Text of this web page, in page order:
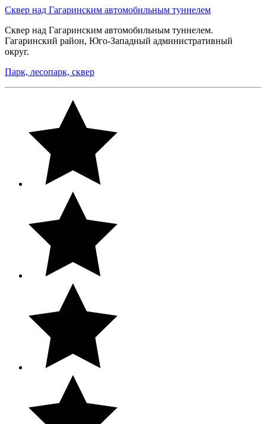
Сквер над Гагаринским автомобильным туннелем
Сквер над Гагаринским автомобильным туннелем.
Гагаринский район, Юго-Западный административный
округ.
Парк, лесопарк, сквер